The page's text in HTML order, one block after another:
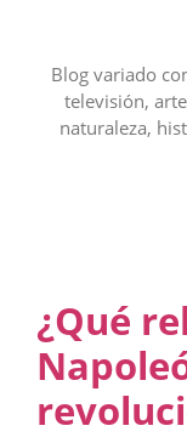
contenidoBlog variado
televisión,
naturaleza,
¿Qué